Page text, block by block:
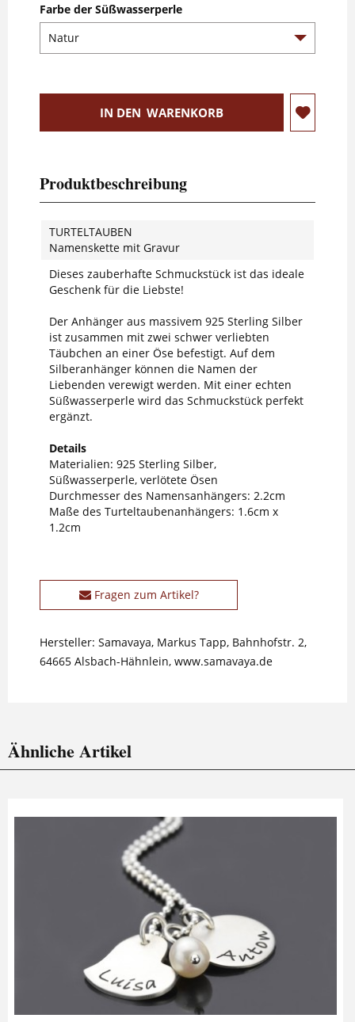
Farbe der Süßwasserperle
IN DEN WARENKORB
Produktbeschreibung
TURTELTAUBEN
Namenskette mit Gravur
Dieses zauberhafte Schmuckstück ist das ideale
Geschenk für die Liebste!
Der Anhänger aus massivem 925 Sterling Silber
ist zusammen mit zwei schwer verliebten
Täubchen an einer Öse befestigt. Auf dem
Silberanhänger können die Namen der
Liebenden verewigt werden. Mit einer echten
Süßwasserperle wird das Schmuckstück perfekt
ergänzt.
Details
Materialien: 925 Sterling Silber,
Süßwasserperle, verlötete Ösen
Durchmesser des Namensanhängers: 2.2cm
Maße des Turteltaubenanhängers: 1.6cm x
1.2cm
Fragen zum Artikel?
Hersteller: Samavaya, Markus Tapp, Bahnhofstr. 2,
64665 Alsbach-Hähnlein, www.samavaya.de
Ähnliche Artikel